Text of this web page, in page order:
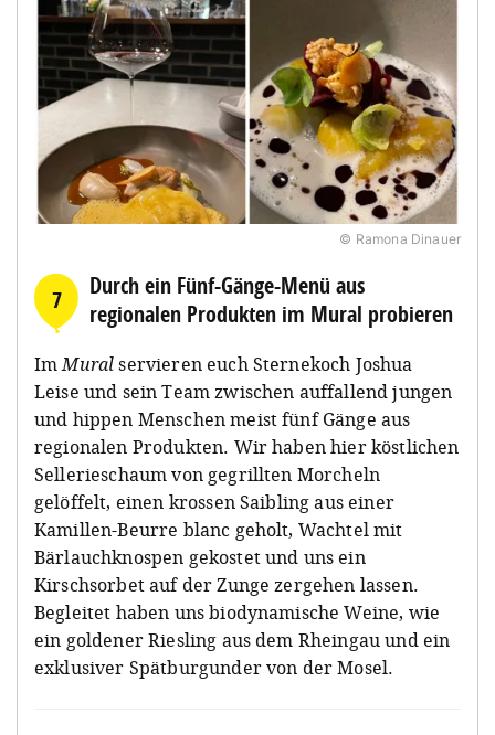
© Ramona Dinauer
7
Durch ein Fünf-Gänge-Menü aus
regionalen Produkten im Mural probieren
ImMuralservieren euch Sternekoch Joshua
Leise und sein Team zwischen auffallend jungen
und hippen Menschen meist fünf Gänge aus
regionalen Produkten. Wir haben hier köstlichen
Sellerieschaum von gegrillten Morcheln
gelöffelt, einen krossen Saibling aus einer
Kamillen-Beurre blanc geholt, Wachtel mit
Bärlauchknospen gekostet und uns ein
Kirschsorbet auf der Zunge zergehen lassen.
Begleitet haben uns biodynamische Weine, wie
ein goldener Riesling aus dem Rheingau und ein
exklusiver Spätburgunder von der Mosel.